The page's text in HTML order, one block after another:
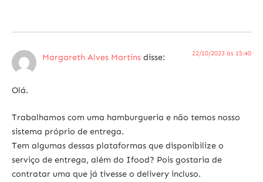
Margareth Alves Martins disse: 22/10/2023 às 15:40
Olá.
Trabalhamos com uma hamburgueria e não temos nosso
sistema próprio de entrega.
Tem algumas dessas plataformas que disponibilize o
serviço de entrega, além do Ifood? Pois gostaria de
contratar uma que já tivesse o delivery incluso.